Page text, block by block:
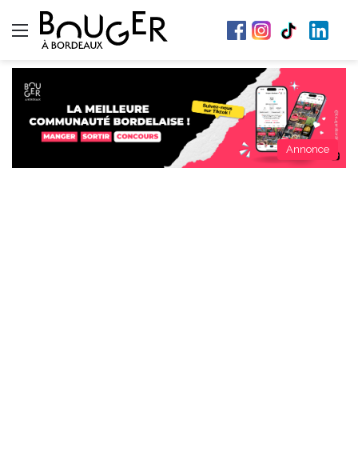
Menu
Annonce